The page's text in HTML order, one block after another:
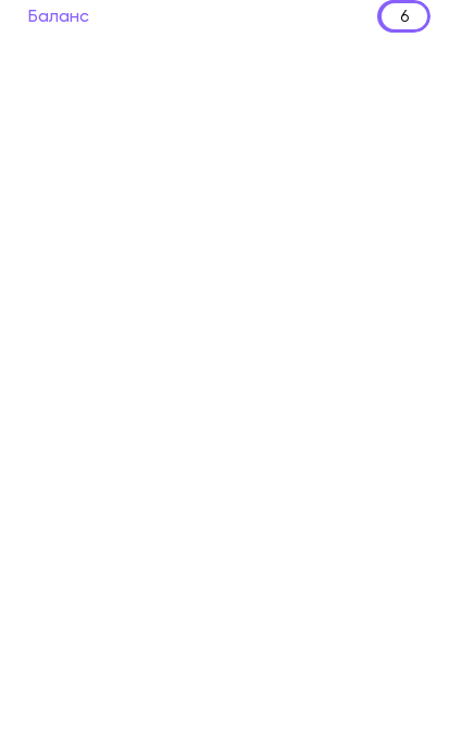
Баланс 6